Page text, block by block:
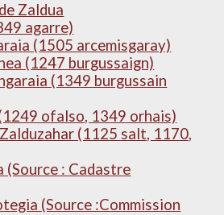
Zaldua
agarre)
(1505 arcemisgaray)
(1247 burgussaign)
(1349 burgussain
ofalso, 1349 orhais)
(1125 salt, 1170,
(Source : Cadastre
(Source :Commission